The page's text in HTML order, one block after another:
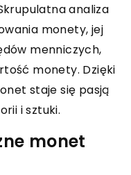
analiza
monety, jej
menniczych,
monety. Dzięki
staje się pasją
i sztuki.
monet